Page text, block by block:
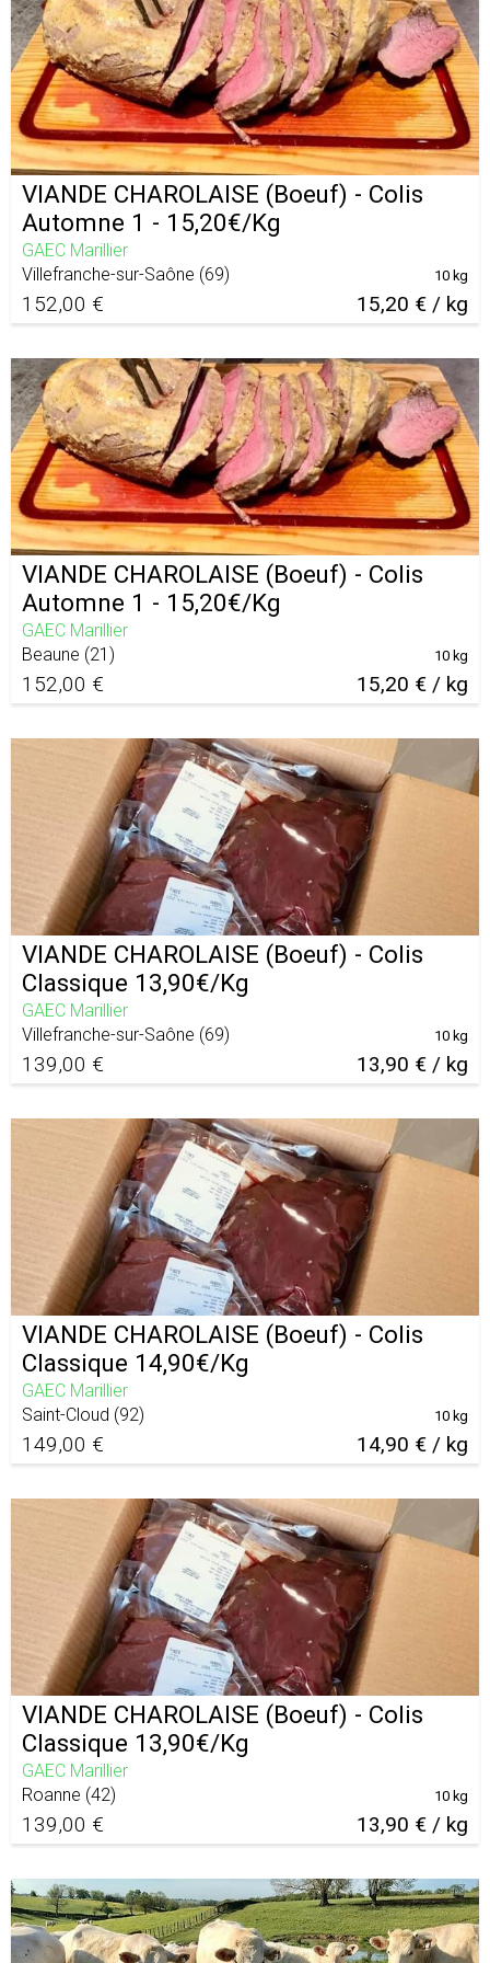
VIANDE CHAROLAISE (Boeuf) - Colis
Automne 1 - 15,20€/Kg
GAEC Marillier
Villefranche-sur-Saône (69)
152,00 € 15,20 € / kg
10 kg
VIANDE CHAROLAISE (Boeuf) - Colis
Automne 1 - 15,20€/Kg
GAEC Marillier
Beaune (21 )
152,00 € 15,20 € / kg
10 kg
VIANDE CHAROLAISE (Boeuf) - Colis
Classique 13,90€/Kg
GAEC Marillier
Villefranche-sur-Saône (69)
139,00 € 13,90 € / kg
10 kg
VIANDE CHAROLAISE (Boeuf) - Colis
Classique 14,90€/Kg
GAEC Marillier
Saint-Cloud (92)
149,00 € 14,90 € / kg
10 kg
VIANDE CHAROLAISE (Boeuf) - Colis
Classique 13,90€/Kg
GAEC Marillier
Roanne (42)
139,00 € 13,90 € / kg
10 kg